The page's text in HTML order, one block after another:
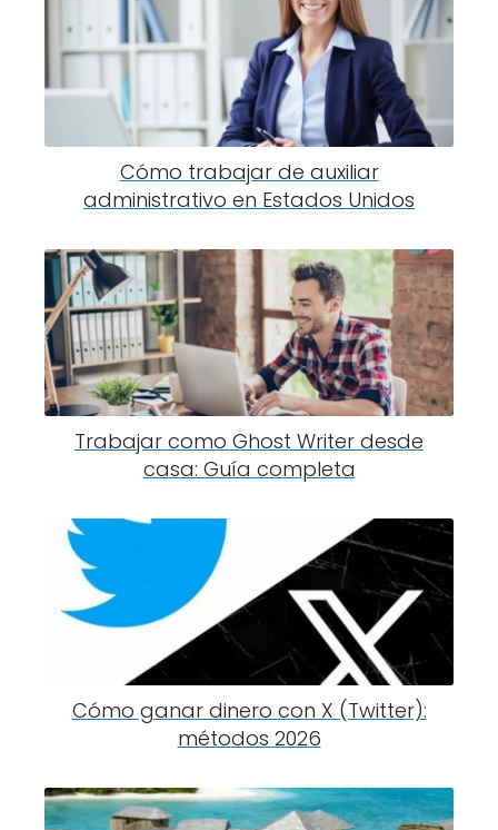
Cómo trabajar de auxiliar
administrativo en Estados Unidos
Trabajar como Ghost Writer desde
casa: Guía completa
Cómo ganar dinero con X (Twitter):
métodos 2026